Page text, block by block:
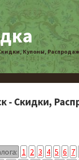
Купоны,
- Скидки,
1 2 3 4 5 6 7